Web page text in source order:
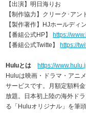
【出演】明日海りお
【制作協力】クリーク･アン
【製作著作】HJホールディ
【番組公式HP】 https://
【番組公式Twitte】 https://
Huluとは
https://
Huluは映画・ドラマ・アニ
サービスです。月額定額料
放題。日本初上陸の海外ド
る「Huluオリジナル」を筆